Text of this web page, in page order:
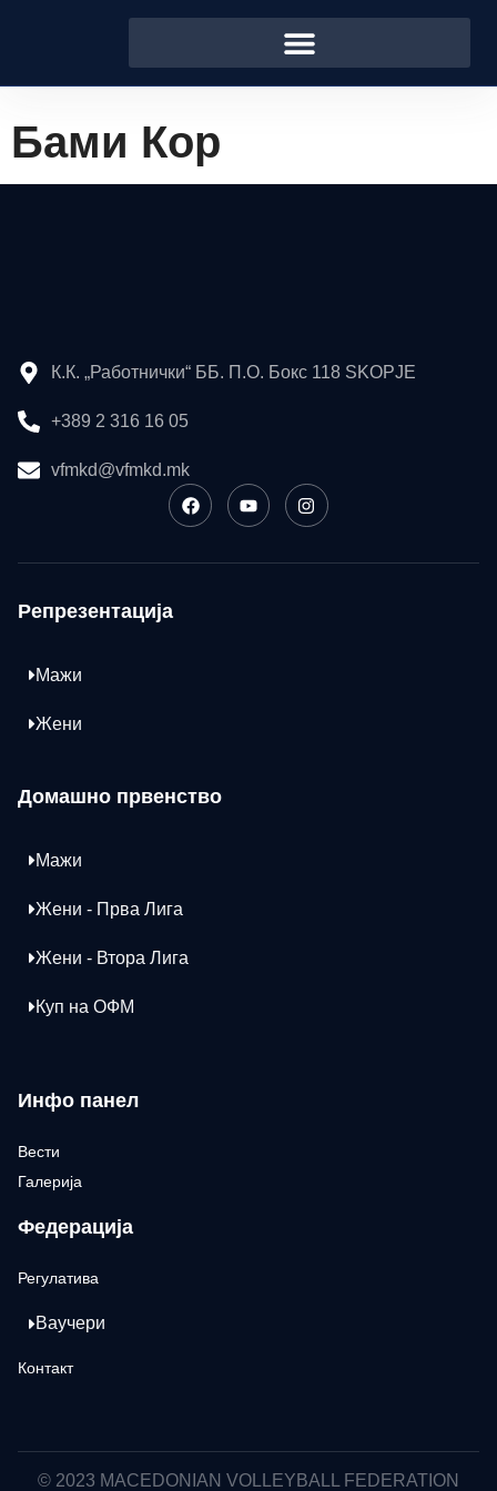
Бами Кор
К.К. „Работнички“ ББ. П.О. Бокс 118 SKOPJE
+389 2 316 16 05
vfmkd@vfmkd.mk
Репрезентација
Мажи
Жени
Домашно првенство
Мажи
Жени - Прва Лига
Жени - Втора Лига
Куп на ОФМ
Инфо панел
Вести
Галерија
Федерација
Регулатива
Ваучери
Контакт
© 2023 MACEDONIAN VOLLEYBALL FEDERATION